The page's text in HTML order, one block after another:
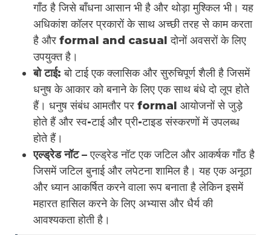
गाँठ है जिसे बाँधना आसान भी है और थोड़ा मुश्किल भी। यह
अधिकांश कॉलर प्रकारों के साथ अच्छी तरह से काम करता
है और formal and casual दोनों अवसरों के लिए
उपयुक्त है।
बो टाई: बो टाई एक क्लासिक और सुरुचिपूर्ण शैली है जिसमें
धनुष के आकार को बनाने के लिए एक साथ बंधे दो लूप होते
हैं। धनुष संबंध आमतौर पर formal आयोजनों से जुड़े
होते हैं और स्व-टाई और प्री-टाइड संस्करणों में उपलब्ध
होते हैं।
एल्ड्रेड नॉट –एल्ड्रेड नॉट एक जटिल और आकर्षक गाँठ है
जिसमें जटिल बुनाई और लपेटना शामिल है। यह एक अनूठा
और ध्यान आकर्षित करने वाला रूप बनाता है लेकिन इसमें
महारत हासिल करने के लिए अभ्यास और धैर्य की
आवश्यकता होती है।